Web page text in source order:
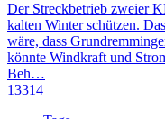
Der Streckbetrieb zweier
kalten Winter schützen.
wäre, dass
könnte Windkraft und
Beh…
13314